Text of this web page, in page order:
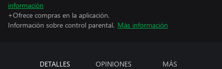
información
+Ofrece compras en la aplicación.
Información sobre control parental. Más información
DETALLES OPINIONES MÁS